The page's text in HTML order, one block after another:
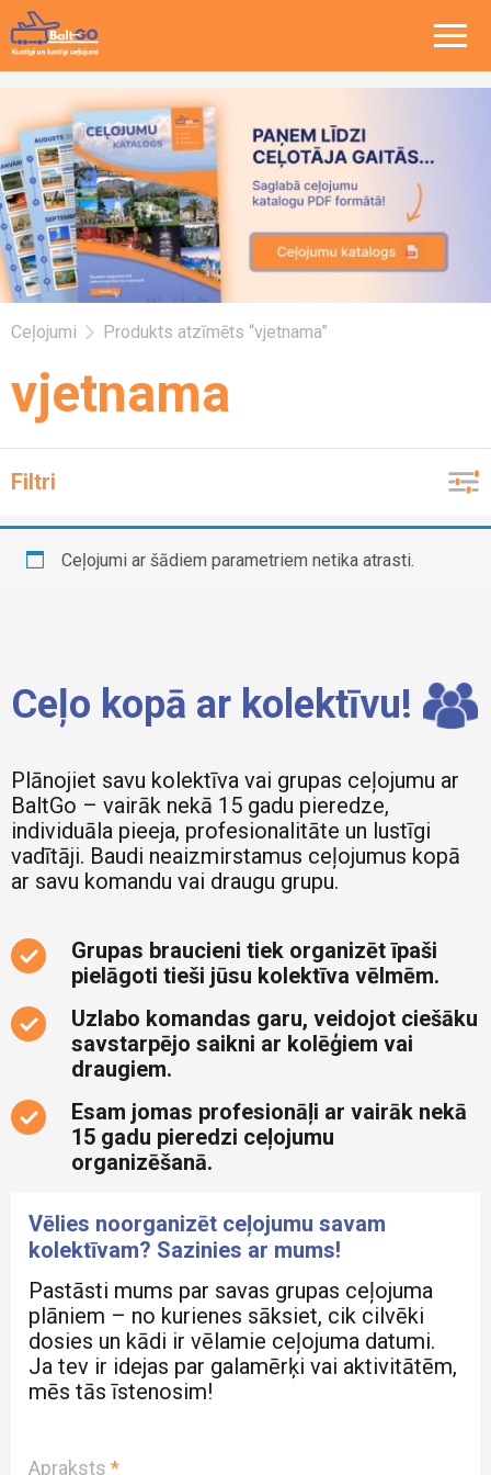
Ceļojumi Produkts atzīmēts “vjetnama”
vjetnama
Filtri
Ceļojuma ilgums
Avio ceļojumi
Valsts
Albānija
Amerika
Argentīna
Austrija
Azerbaidžāna
Bosnija un Hercegovina
Čehija
Eiropa
Francija
Grieķija
Igaunija
Islande
Itālija
Kazahstāna
Kipra
No Līdz
Pieejamās brīvās vietas
0 0
Ceļojuma mērķis
Kultūra
Pārgājieni
Piedzīvojumi
Pilsētas
Pludmale
Slēpošana
Svētceļojumi
Koncerti
Bērniem
Gardēžiem
Parki
Rādīt vairāk
Cena
0 €
Atlasīt
Ceļojumi ar šādiem parametriem netika atrasti.
Ceļo kopā ar kolektīvu!
Plānojiet savu kolektīva vai grupas ceļojumu ar
BaltGo – vairāk nekā 15 gadu pieredze,
individuāla pieeja, profesionalitāte un lustīgi
vadītāji. Baudi neaizmirstamus ceļojumus kopā
ar savu komandu vai draugu grupu.
Grupas braucieni tiek organizēt īpaši
pielāgoti tieši jūsu kolektīva vēlmēm.
Uzlabo komandas garu, veidojot ciešāku
savstarpējo saikni ar kolēģiem vai
draugiem.
Esam jomas profesionāļi ar vairāk nekā
15 gadu pieredzi ceļojumu
organizēšanā.
Vēlies noorganizēt ceļojumu savam
kolektīvam? Sazinies ar mums!
Pastāsti mums par savas grupas ceļojuma
plāniem – no kurienes sāksiet, cik cilvēki
dosies un kādi ir vēlamie ceļojuma datumi.
Ja tev ir idejas par galamērķi vai aktivitātēm,
mēs tās īstenosim!
Apraksts *